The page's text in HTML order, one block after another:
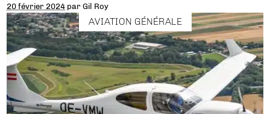
20 février 2024 parGil Roy
AVIATION GÉNÉRALE